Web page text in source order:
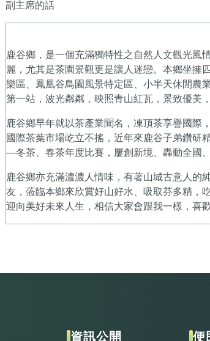
副主席的話
鹿谷鄉，是一個充滿獨特性之自然人文觀光風
麗，尤其是茶園景觀更是讓人迷戀。本鄉坐擁
樂區、鳳凰谷鳥園風景特定區、小半天休閒農
第一站，波光粼粼，映照青山紅瓦，景致優美
鹿谷鄉早年就以茶產業聞名，凍頂茶享譽國際
國際茶葉市場屹立不搖，近年來鹿谷子弟鑽研
—冬茶、春茶年度比賽，屢創新境、轟動全國、
鹿谷鄉亦充滿濃濃人情味，有著山城古意人的
友，蒞臨本鄉來欣賞好山好水、吸取芬多精，
迎向美好未來人生，相信大家會跟我一樣，喜
資訊公開 便